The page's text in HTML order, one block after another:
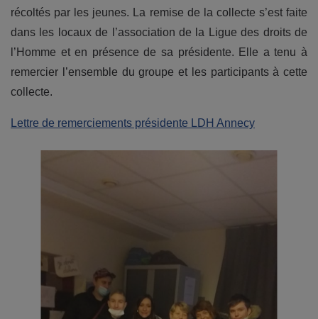
récoltés par les jeunes. La remise de la collecte s’est faite
dans les locaux de l’association de la Ligue des droits de
l’Homme et en présence de sa présidente. Elle a tenu à
remercier l’ensemble du groupe et les participants à cette
collecte.
Lettre de remerciements présidente LDH Annecy